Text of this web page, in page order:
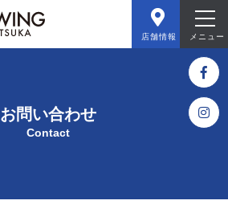
メニュー
店舗情報
お問い合わせ
Contact